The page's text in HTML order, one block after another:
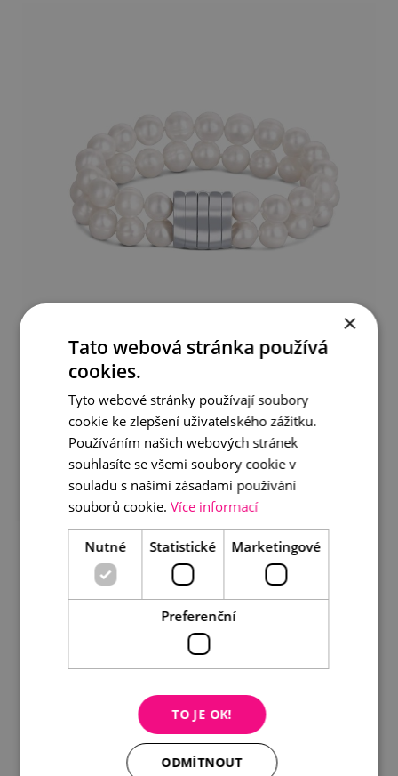
Náramek z bílých perel s magnetickým zapínáním
1 790 Kč
DETAIL DO KOŠÍKU
×
Tato webová stránka používá
cookies.
Tyto webové stránky používají soubory
cookie ke zlepšení uživatelského zážitku.
Používáním našich webových stránek
souhlasíte se všemi soubory cookie v
souladu s našimi zásadami používání
souborů cookie. Více informací
Nutné Statistické Marketingové
Preferenční
TO JE OK!
ODMÍTNOUT